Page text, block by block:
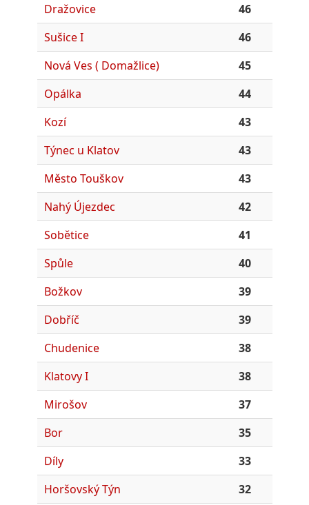
Dražovice
46
Sušice I
46
Nová Ves ( Domažlice)
45
Opálka
44
Kozí
43
Týnec u Klatov
43
Město Touškov
43
Nahý Újezdec
42
Sobětice
41
Spůle
40
Božkov
39
Dobříč
39
Chudenice
38
Klatovy I
38
Mirošov
37
Bor
35
Díly
33
Horšovský Týn
32